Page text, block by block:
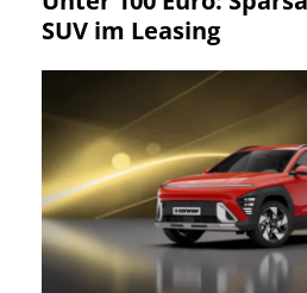
SUV im Leasing